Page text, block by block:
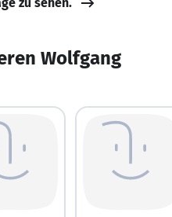
Wolfgang